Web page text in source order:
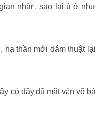
nhân, sao lại ú ớ như
hạ thần mới dám thuật lại
có đầy đũ mặt văn võ bá